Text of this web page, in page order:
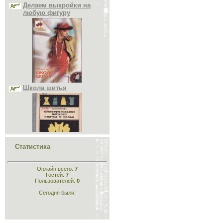
Школа шитья
Конструирование лёгкого
Статистика
Онлайн всего: 7
Гостей: 7
Пользователей: 0
Сегодня были: